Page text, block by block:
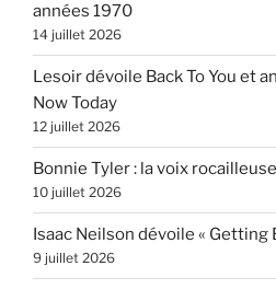
années 1970
14 juillet 2026
Lesoir dévoile Back To You et
Now Today
12 juillet 2026
Bonnie Tyler : la voix
10 juillet 2026
Isaac Neilson dévoile « Getting
9 juillet 2026